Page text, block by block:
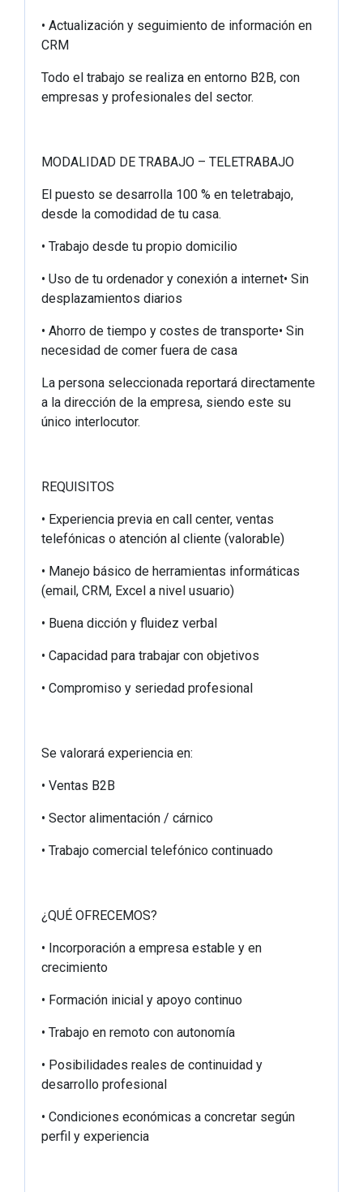
• Actualización y seguimiento de información en
CRM
Todo el trabajo se realiza en entorno B2B, con
empresas y profesionales del sector.
MODALIDAD DE TRABAJO – TELETRABAJO
El puesto se desarrolla 100 % en teletrabajo,
desde la comodidad de tu casa.
• Trabajo desde tu propio domicilio
• Uso de tu ordenador y conexión a internet• Sin
desplazamientos diarios
• Ahorro de tiempo y costes de transporte• Sin
necesidad de comer fuera de casa
La persona seleccionada reportará directamente
a la dirección de la empresa, siendo este su
único interlocutor.
REQUISITOS
• Experiencia previa en call center, ventas
telefónicas o atención al cliente (valorable)
• Manejo básico de herramientas informáticas
(email, CRM, Excel a nivel usuario)
• Buena dicción y fluidez verbal
• Capacidad para trabajar con objetivos
• Compromiso y seriedad profesional
Se valorará experiencia en:
• Ventas B2B
• Sector alimentación / cárnico
• Trabajo comercial telefónico continuado
¿QUÉ OFRECEMOS?
• Incorporación a empresa estable y en
crecimiento
• Formación inicial y apoyo continuo
• Trabajo en remoto con autonomía
• Posibilidades reales de continuidad y
desarrollo profesional
• Condiciones económicas a concretar según
perfil y experiencia